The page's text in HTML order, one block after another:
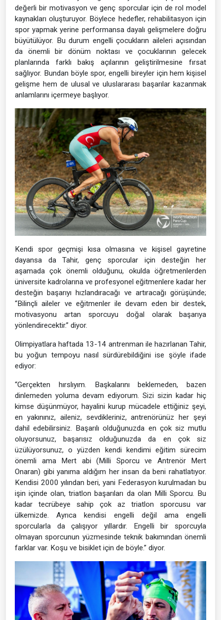
değerli bir motivasyon ve genç sporcular için de rol model
kaynakları oluşturuyor. Böylece hedefler, rehabilitasyon için
spor yapmak yerine performansa dayalı gelişmelere doğru
büyütülüyor. Bu durum engelli çocukların aileleri açısından
da önemli bir dönüm noktası ve çocuklarının gelecek
planlarında farklı bakış açılarının geliştirilmesine fırsat
sağlıyor. Bundan böyle spor, engelli bireyler için hem kişisel
gelişme hem de ulusal ve uluslararası başarılar kazanmak
anlamlarını içermeye başlıyor.
Kendi spor geçmişi kısa olmasına ve kişisel gayretine
dayansa da Tahir, genç sporcular için desteğin her
aşamada çok önemli olduğunu, okulda öğretmenlerden
üniversite kadrolarına ve profesyonel eğitmenlere kadar her
desteğin başarıyı hızlandıracağı ve artıracağı görüşünde;
“Bilinçli aileler ve eğitmenler ile devam eden bir destek,
motivasyonu artan sporcuyu doğal olarak başarıya
yönlendirecektir.” diyor.
Olimpiyatlara haftada 13-14 antrenman ile hazırlanan Tahir,
bu yoğun tempoyu nasıl sürdürebildiğini ise şöyle ifade
ediyor:
“Gerçekten hırslıyım. Başkalarını beklemeden, bazen
dinlemeden yoluma devam ediyorum. Sizi sizin kadar hiç
kimse düşünmüyor, hayalini kurup mücadele ettiğiniz şeyi,
en yakınınız, aileniz, sevdikleriniz, antrenörünüz her şeyi
dahil edebilirsiniz. Başarılı olduğunuzda en çok siz mutlu
oluyorsunuz, başarısız olduğunuzda da en çok siz
üzülüyorsunuz, o yüzden kendi kendimi eğitim sürecim
önemli ama Mert abi (Milli Sporcu ve Antrenör Mert
Onaran) gibi yanıma aldığım her insan da beni rahatlatıyor.
Kendisi 2000 yılından beri, yani Federasyon kurulmadan bu
işin içinde olan, triatlon başarıları da olan Milli Sporcu. Bu
kadar tecrübeye sahip çok az triatlon sporcusu var
ülkemizde. Ayrıca kendisi engelli değil ama engelli
sporcularla da çalışıyor yıllardır. Engelli bir sporcuyla
olmayan sporcunun yüzmesinde teknik bakımından önemli
farklar var. Koşu ve bisiklet için de böyle.” diyor.